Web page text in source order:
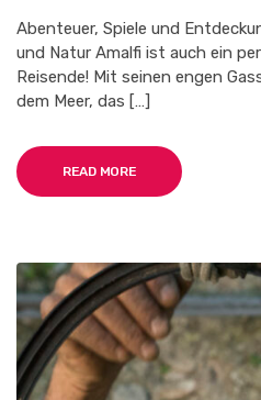
SIE
MIT
IHRER
FAMILIE
UNTERNEHMEN
Abenteuer, Spiele und
und Natur Amalfi ist auch ein
Reisende! Mit seinen engen
dem Meer, das […]
READ MORE